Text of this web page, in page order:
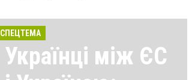
СПЕЦТЕМА
Українці між ЄС